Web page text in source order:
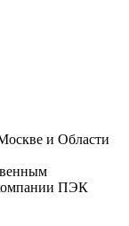
и Области
ПЭК